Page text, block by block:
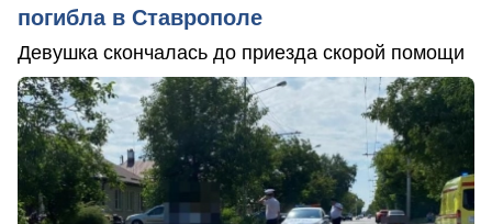
погибла в Ставрополе
Девушка скончалась до приезда скорой помощи